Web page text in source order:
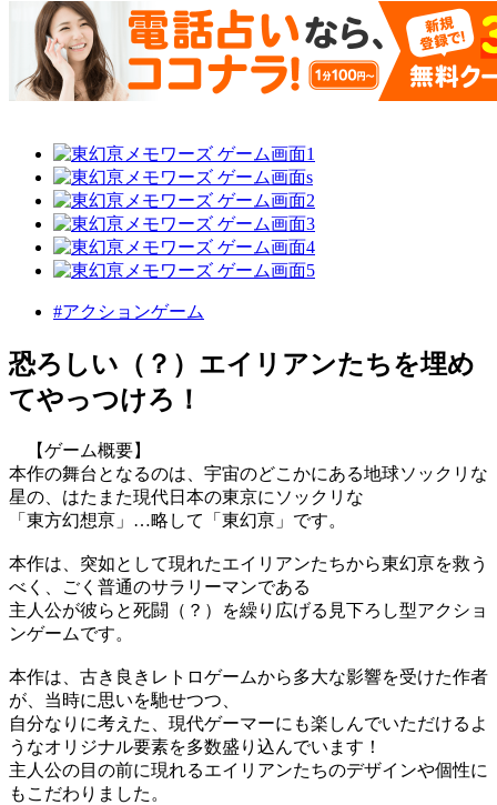
#アクションゲーム
恐ろしい（？）エイリアンたちを埋め
てやっつけろ！
【ゲーム概要】
本作の舞台となるのは、宇宙のどこかにある地球ソックリな
星の、はたまた現代日本の東京にソックリな
「東方幻想亰」…略して「東幻亰」です。
本作は、突如として現れたエイリアンたちから東幻亰を救う
べく、ごく普通のサラリーマンである
主人公が彼らと死闘（？）を繰り広げる見下ろし型アクショ
ンゲームです。
本作は、古き良きレトロゲームから多大な影響を受けた作者
が、当時に思いを馳せつつ、
自分なりに考えた、現代ゲーマーにも楽しんでいただけるよ
うなオリジナル要素を多数盛り込んでいます！
主人公の目の前に現れるエイリアンたちのデザインや個性に
もこだわりました。